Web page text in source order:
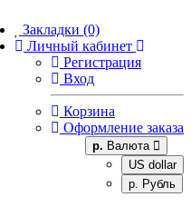
Закладки (0)
Личный кабинет
Регистрация
Вход
Корзина
Оформление заказа
р. Валюта
US dollar
р. Рубль